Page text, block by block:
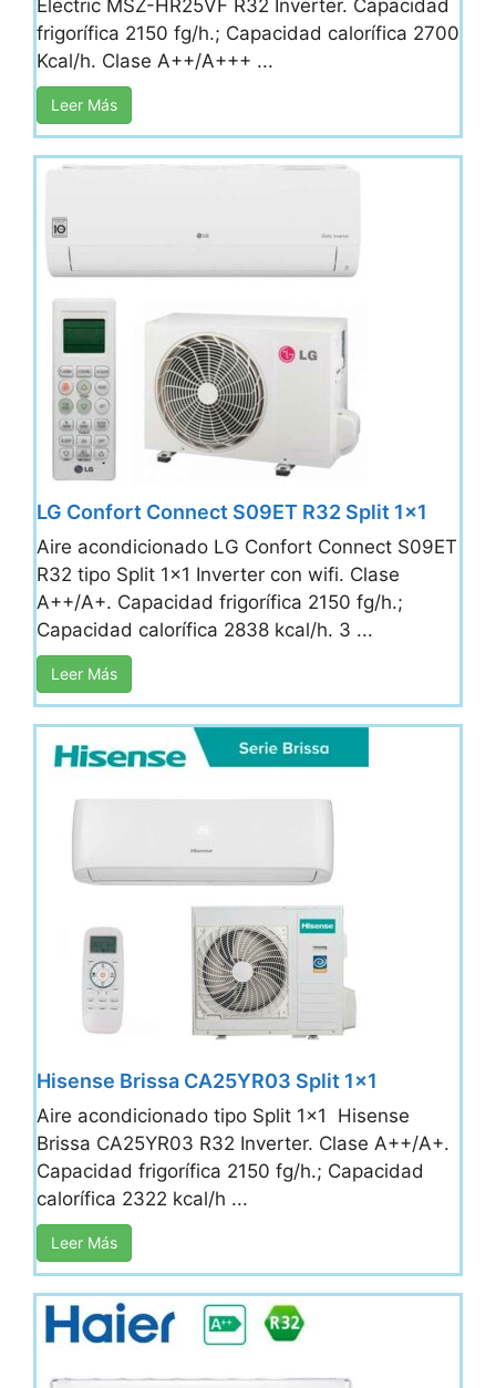
Electric MSZ-HR25VF R32 Inverter. Capacidad
frigorífica 2150 fg/h.; Capacidad calorífica 2700
Kcal/h. Clase A++/A+++ ...
Leer Más
LG Confort Connect S09ET R32 Split 1×1
Aire acondicionado LG Confort Connect S09ET
R32 tipo Split 1x1 Inverter con wifi. Clase
A++/A+. Capacidad frigorífica 2150 fg/h.;
Capacidad calorífica 2838 kcal/h. 3 ...
Leer Más
Hisense Brissa CA25YR03 Split 1×1
Aire acondicionado tipo Split 1x1 Hisense
Brissa CA25YR03 R32 Inverter. Clase A++/A+.
Capacidad frigorífica 2150 fg/h.; Capacidad
calorífica 2322 kcal/h ...
Leer Más